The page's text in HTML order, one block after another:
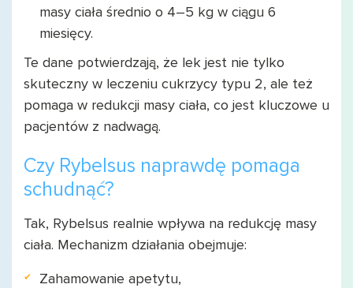
masy ciała średnio o 4–5 kg w ciągu 6
miesięcy.
Te dane potwierdzają, że lek jest nie tylko
skuteczny w leczeniu cukrzycy typu 2, ale też
pomaga w redukcji masy ciała, co jest kluczowe u
pacjentów z nadwagą.
Czy Rybelsus naprawdę pomaga
schudnąć?
Tak, Rybelsus realnie wpływa na redukcję masy
ciała. Mechanizm działania obejmuje:
Zahamowanie apetytu,